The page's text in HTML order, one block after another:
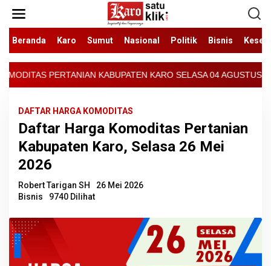
konten
Beranda
Karo Sumut Nasional Politik Bisnis
KABUPATEN KARO SELASA 04 AGUSTUS 2026 - ARCIS
DAFTAR HARGA KOMODITAS
Daftar Harga Komoditas Pertanian
Kabupaten Karo, Selasa 26 Mei
2026
Robert Tarigan SH
26 Mei 2026
Bisnis
9740 Dilihat